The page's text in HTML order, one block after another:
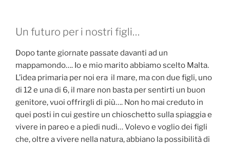
Un futuro per i nostri figli…
Dopo tante giornate passate davanti ad un
mappamondo…. Io e mio marito abbiamo scelto Malta.
L’idea primaria per noi era il mare, ma con due figli, uno
di 12 e una di 6, il mare non basta per sentirti un buon
genitore, vuoi offrirgli di più…. Non ho mai creduto in
quei posti in cui gestire un chioschetto sulla spiaggia e
vivere in pareo e a piedi nudi… Volevo e voglio dei figli
che, oltre a vivere nella natura, abbiano la possibilità di